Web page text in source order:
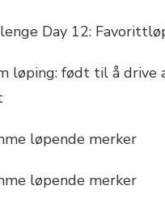
Day 12:
løping: født til å drive
løpende merker
løpende merker